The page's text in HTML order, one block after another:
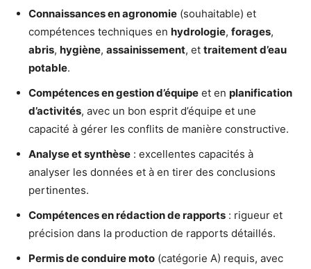
Connaissances en agronomie (souhaitable) et
compétences techniques en hydrologie, forages,
abris, hygiène, assainissement, et traitement d’eau
potable.
Compétences en gestion d’équipe et en planification
d’activités, avec un bon esprit d’équipe et une
capacité à gérer les conflits de manière constructive.
Analyse et synthèse : excellentes capacités à
analyser les données et à en tirer des conclusions
pertinentes.
Compétences en rédaction de rapports : rigueur et
précision dans la production de rapports détaillés.
Permis de conduire moto (catégorie A) requis, avec